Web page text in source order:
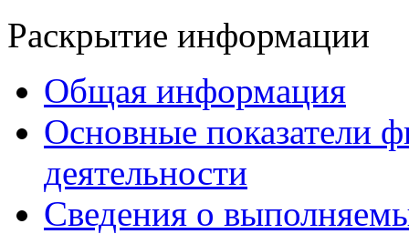
Раскрытие информации
Общая информация
Основные показатели
деятельности
Сведения о